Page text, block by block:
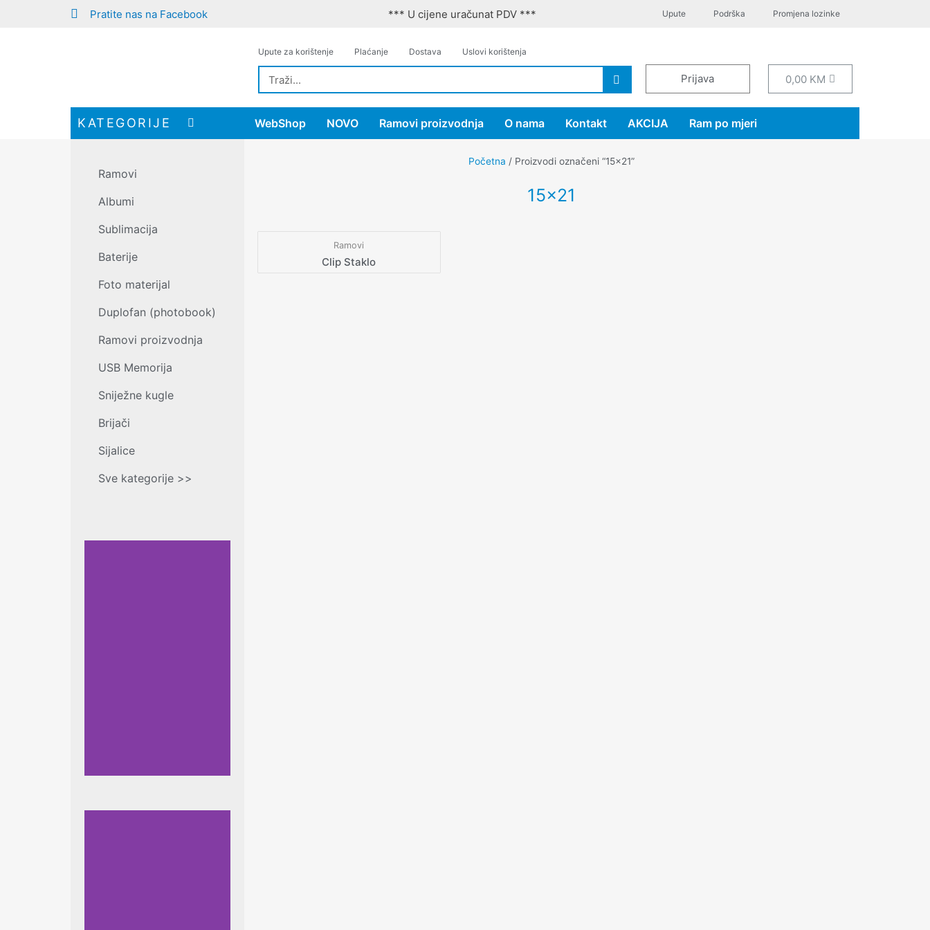
Pratite nas na Facebook *** U cijene uračunat PDV *** Upute Podrška Promjena lozinke
Upute za korištenje Plaćanje Dostava Uslovi korištenja
Prijava 0,00 KM
KATEGORIJE WebShop NOVO Ramovi proizvodnja O nama Kontakt AKCIJA Ram po mjeri
Ramovi
Albumi
Sublimacija
Baterije
Foto materijal
Duplofan (photobook)
Ramovi proizvodnja
USB Memorija
Sniježne kugle
Brijači
Sijalice
Sve kategorije >>
Početna / Proizvodi označeni “15x21”
15x21
Ramovi
Clip Staklo